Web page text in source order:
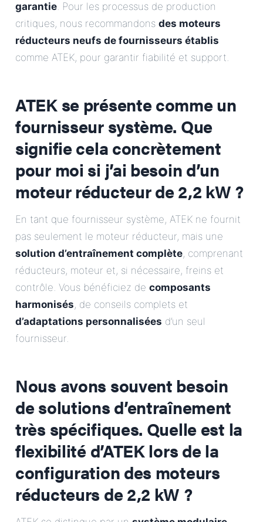
garantie. Pour les processus de production
critiques, nous recommandons des moteurs
réducteurs neufs de fournisseurs établis
comme ATEK, pour garantir fiabilité et support.
ATEK se présente comme un
fournisseur système. Que
signifie cela concrètement
pour moi si j’ai besoin d’un
moteur réducteur de 2,2 kW ?
En tant que fournisseur système, ATEK ne fournit
pas seulement le moteur réducteur, mais une
solution d’entraînement complète, comprenant
réducteurs, moteur et, si nécessaire, freins et
contrôle. Vous bénéficiez de composants
harmonisés, de conseils complets et
d’adaptations personnalisées d’un seul
fournisseur.
Nous avons souvent besoin
de solutions d’entraînement
très spécifiques. Quelle est la
flexibilité d’ATEK lors de la
configuration des moteurs
réducteurs de 2,2 kW ?